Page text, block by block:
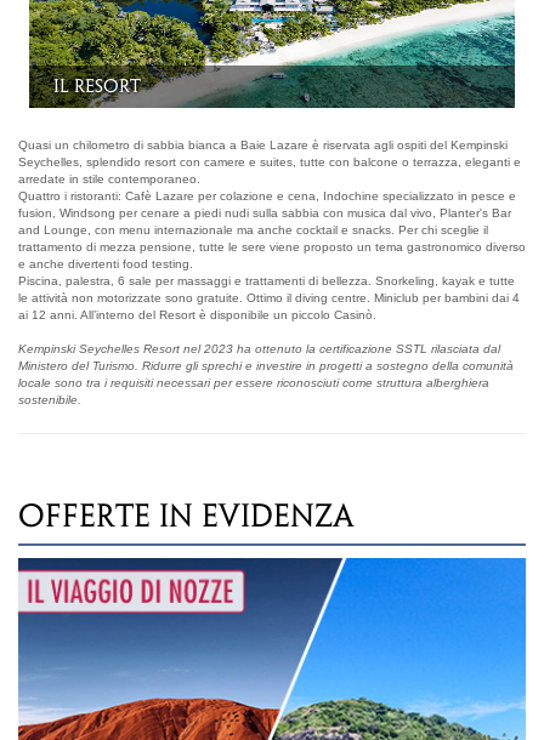
La Lounge
Quasi un chilometro di sabbia bianca a Baie Lazare è riservata agli ospiti del Kempinski
Seychelles, splendido resort con camere e suites, tutte con balcone o terrazza, eleganti e
arredate in stile contemporaneo.
Quattro i ristoranti: Cafè Lazare per colazione e cena, Indochine specializzato in pesce e
fusion, Windsong per cenare a piedi nudi sulla sabbia con musica dal vivo, Planter's Bar
and Lounge, con menu internazionale ma anche cocktail e snacks. Per chi sceglie il
trattamento di mezza pensione, tutte le sere viene proposto un tema gastronomico diverso
e anche divertenti food testing.
Piscina, palestra, 6 sale per massaggi e trattamenti di bellezza. Snorkeling, kayak e tutte
le attività non motorizzate sono gratuite. Ottimo il diving centre. Miniclub per bambini dai 4
ai 12 anni. All’interno del Resort è disponibile un piccolo Casinò.
Kempinski Seychelles Resort nel 2023 ha ottenuto la certificazione SSTL rilasciata dal
Ministero del Turismo. Ridurre gli sprechi e investire in progetti a sostegno della comunità
locale sono tra i requisiti necessari per essere riconosciuti come struttura alberghiera
sostenibile.
OFFERTE IN EVIDENZA